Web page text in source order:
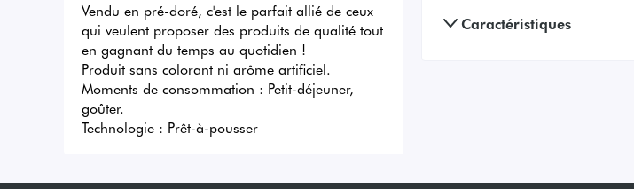
Vendu en pré-doré, c'est le parfait allié de ceux
qui veulent proposer des produits de qualité tout
en gagnant du temps au quotidien !
Produit sans colorant ni arôme artificiel.
Moments de consommation : Petit-déjeuner,
goûter.
Technologie : Prêt-à-pousser
Caractéristiques